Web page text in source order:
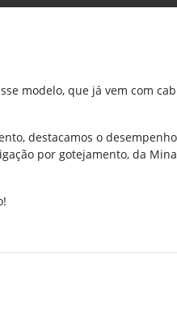
modelo, que já vem com
destacamos o
por gotejamento, da